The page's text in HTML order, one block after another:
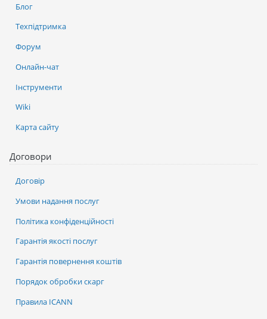
Блог
Техпідтримка
Форум
Онлайн-чат
Інструменти
Wiki
Карта сайту
Договори
Договір
Умови надання послуг
Політика конфіденційності
Гарантія якості послуг
Гарантія повернення коштів
Порядок обробки скарг
Правила ICANN